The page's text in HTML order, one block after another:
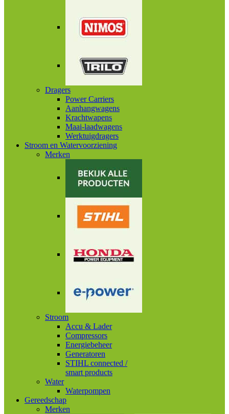
Dragers
Power Carriers
Aanhangwagens
Krachtwapens
Maai-laadwagens
Werktuigdragers
Stroom en Watervoorziening
Merken
Stroom
Accu & Lader
Compressors
Energiebeheer
Generatoren
STIHL connected /
smart products
Water
Waterpompen
Gereedschap
Merken